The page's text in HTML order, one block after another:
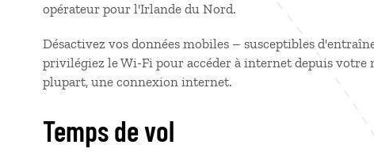
opérateur pour l'Irlande du Nord.
Désactivez vos données mobiles – susceptibles
privilégiez le Wi-Fi pour accéder à internet depuis votre
plupart, une connexion internet.
Temps de vol